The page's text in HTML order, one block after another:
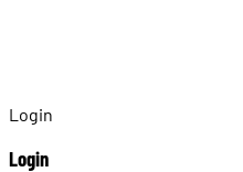
Login
Login